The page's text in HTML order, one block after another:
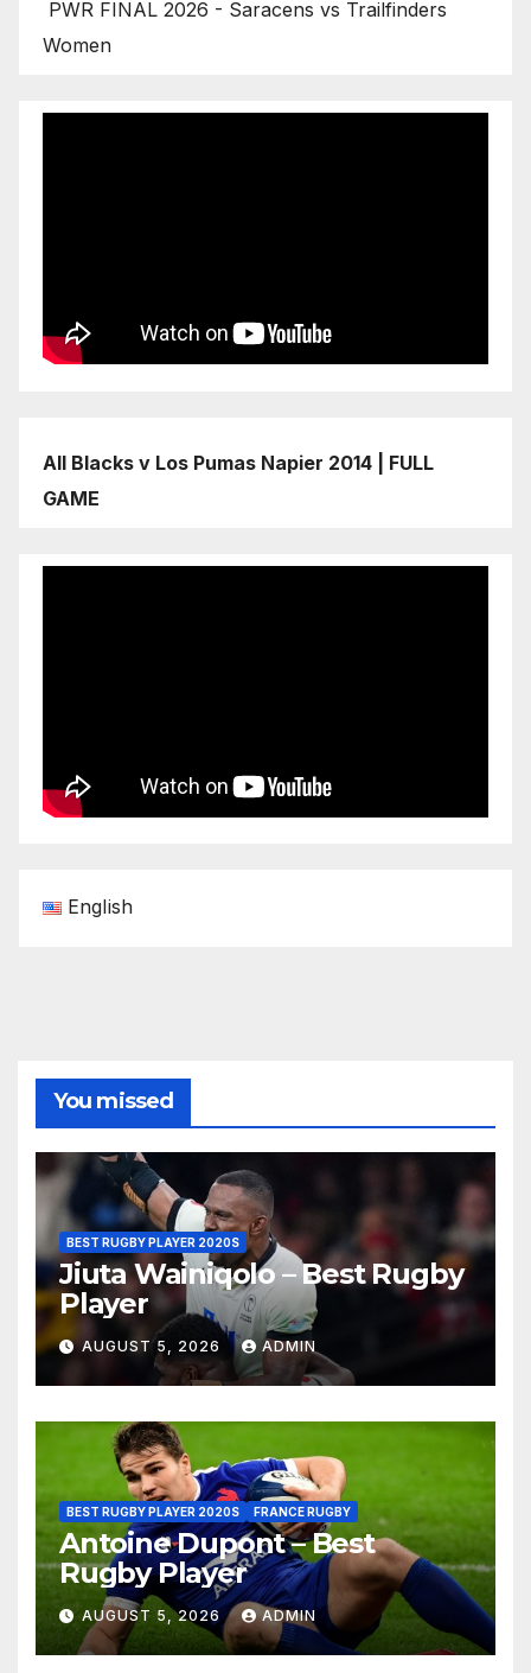
PWR FINAL 2026 - Saracens vs Trailfinders
Women
All Blacks v Los Pumas Napier 2014 | FULL
GAME
English
You missed
BEST RUGBY PLAYER 2020S
Jiuta Wainiqolo – Best Rugby
Player
AUGUST 5, 2026 ADMIN
BEST RUGBY PLAYER 2020S FRANCE RUGBY
Antoine Dupont – Best
Rugby Player
AUGUST 5, 2026 ADMIN